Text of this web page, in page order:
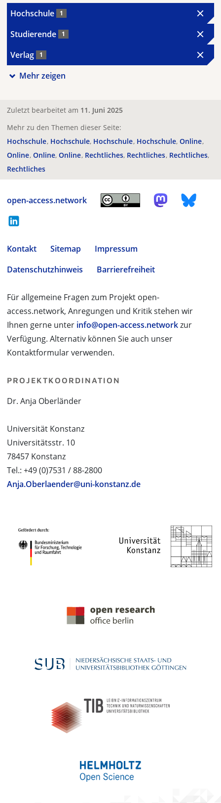
Hochschule 1
Studierende 1
Verlag 1
Mehr zeigen
Zuletzt bearbeitet am 11. Juni 2025
Mehr zu den Themen dieser Seite:
Hochschule Hochschule Hochschule Hochschule Online
Online Online Online Rechtliches Rechtliches Rechtliches
Rechtliches
open-access.network
Kontakt Sitemap
Impressum
Datenschutzhinweis
Barrierefreiheit
Für allgemeine Fragen zum Projekt open-
access.network, Anregungen und Kritik stehen wir
Ihnen gerne unter info@open-access.networkzur
Verfügung. Alternativ können Sie auch unser
Kontaktformular verwenden.
PROJEKTKOORDINATION
Dr. Anja Oberländer
Universität Konstanz
Universitätsstr. 10
78457 Konstanz
Tel.: +49 (0)7531 / 88-2800
Anja.Oberlaender@uni-konstanz.de